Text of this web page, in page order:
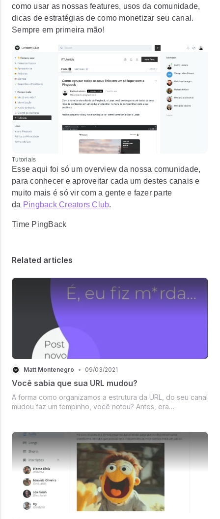
como usar as nossas features, usos da comunidade,
dicas de estratégias de como monetizar seu canal.
Sempre em primeira mão!
Tutoriais
Esse aqui foi só um overview da nossa comunidade,
para conhecer e aproveitar cada um destes canais e
muito mais é só vir com a gente e fazer parte
da Pingback Creators Club.
Time PingBack
Related articles
Matt Montenegro • 09/03/2021
Você sabia que sua URL mudou?
A forma como organizamos a estrutura da URL, do seu canal
mudou faz um tempinho, você notou? Antes, era